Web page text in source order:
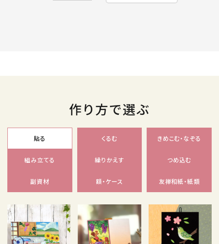
作り方で選ぶ
貼る くるむ きめこむ・なぞる
組み立てる 繰りかえす つめ込む
副資材 額・ケース 友禅和紙・紙類